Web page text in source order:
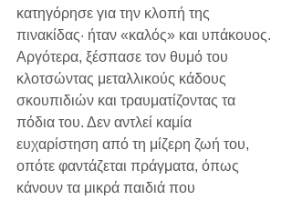
κατηγόρησε για την κλοπή της
πινακίδας· ήταν «καλός» και υπάκουος.
Αργότερα, ξέσπασε τον θυμό του
κλοτσώντας μεταλλικούς κάδους
σκουπιδιών και τραυματίζοντας τα
πόδια του. Δεν αντλεί καμία
ευχαρίστηση από τη μίζερη ζωή του,
οπότε φαντάζεται πράγματα, όπως
κάνουν τα μικρά παιδιά που